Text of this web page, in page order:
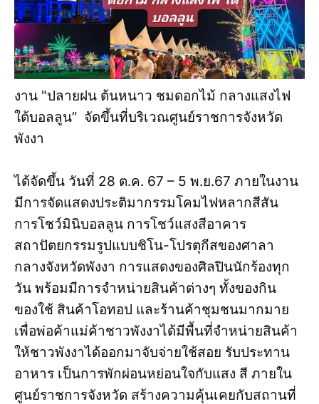
งาน "ปลายฝน ต้นหนาว ชมดอกไม้ กลางแสงไฟ
ใต้บอลลูน” จัดขึ้นที่บริเวณศูนย์ราชการจังหวัด
พังงา
ได้จัดขึ้น วันที่ 28 ต.ค. 67 – 5 พ.ย.67 ภายในงาน
มีการจัดแสดงประติมากรรมโคมไฟหลากสีสัน
การโชว์มินิบอลลูน การโชว์แสงสีอาคาร
สถาปัตยกรรมรูปแบบชิโน-โปรตุกีสของศาลา
กลางจังหวัดพังงา การแสดงของศิลปินนักร้องทุก
วัน พร้อมมีการจำหน่ายสินค้าต่างๆ ทั้งของกิน
ของใช้ สินค้าโอทอป และร้านค้าชุมชนมากมาย
เพื่อพ่อค้าแม่ค้าชาวพังงาได้มีพื้นที่จำหน่ายสินค้า
ให้ชาวพังงาได้ออกมาจับจ่ายใช้สอย รับประทาน
อาหาร เป็นการพักผ่อนหย่อนใจกับแสง สี ภายใน
ศูนย์ราชการจังหวัด สร้างความคุ้นเคยกับสถานที่